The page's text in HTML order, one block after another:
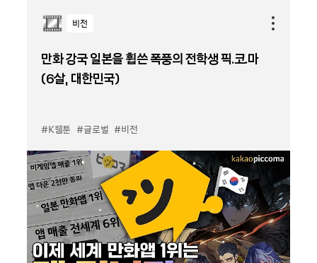
비전
만화 강국 일본을 휩쓴 폭풍의 전학생 픽.코.마
(6살, 대한민국)
#K웹툰 #글로벌 #비전